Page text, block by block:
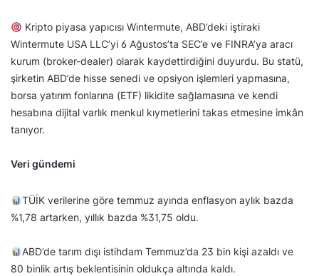
Kripto piyasa yapıcısı Wintermute, ABD’deki iştiraki
Wintermute USA LLC’yi 6 Ağustos’ta SEC’e ve FINRA’ya aracı
kurum (broker-dealer) olarak kaydettirdiğini duyurdu. Bu statü,
şirketin ABD’de hisse senedi ve opsiyon işlemleri yapmasına,
borsa yatırım fonlarına (ETF) likidite sağlamasına ve kendi
hesabına dijital varlık menkul kıymetlerini takas etmesine imkân
tanıyor.
Veri gündemi
TÜİK verilerine göre temmuz ayında enflasyon aylık bazda
%1,78 artarken, yıllık bazda %31,75 oldu.
ABD’de tarım dışı istihdam Temmuz’da 23 bin kişi azaldı ve
80 binlik artış beklentisinin oldukça altında kaldı.